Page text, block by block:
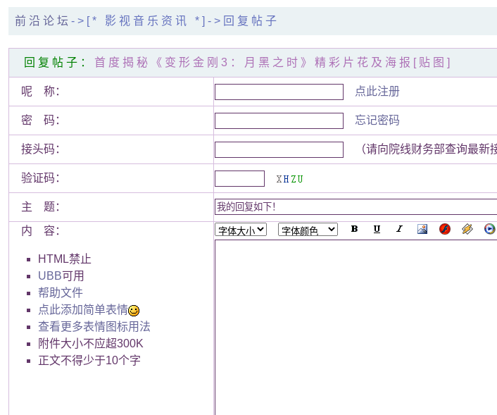
前沿论坛 ->[* 影视音乐资讯 *]->回复帖子
回复帖子： 首度揭秘《变形金刚3：月黑之时》精彩片花及海报[贴图]
呢 称： 点此注册
密 码： 忘记密码
接头码： （请向院线财务部查询最新
验证码：
主 题：
内 容：
HTML禁止
UBB可用
帮助文件
点此添加简单表情
查看更多表情图标用法
附件大小不应超300K
正文不得少于10个字